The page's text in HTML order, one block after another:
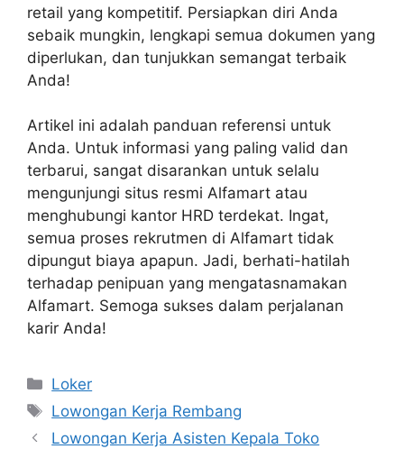
retail yang kompetitif. Persiapkan diri Anda
sebaik mungkin, lengkapi semua dokumen yang
diperlukan, dan tunjukkan semangat terbaik
Anda!
Artikel ini adalah panduan referensi untuk
Anda. Untuk informasi yang paling valid dan
terbarui, sangat disarankan untuk selalu
mengunjungi situs resmi Alfamart atau
menghubungi kantor HRD terdekat. Ingat,
semua proses rekrutmen di Alfamart tidak
dipungut biaya apapun. Jadi, berhati-hatilah
terhadap penipuan yang mengatasnamakan
Alfamart. Semoga sukses dalam perjalanan
karir Anda!
Kategori
Loker
Tag
Lowongan Kerja Rembang
Lowongan Kerja Asisten Kepala Toko